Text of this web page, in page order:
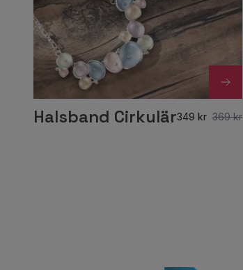
Halsband Cirkulär349 kr 369 kr